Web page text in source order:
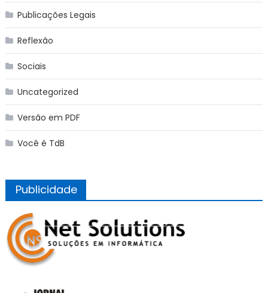
Publicações Legais
Reflexão
Sociais
Uncategorized
Versão em PDF
Você é TdB
Publicidade